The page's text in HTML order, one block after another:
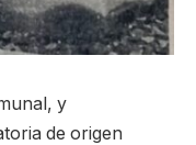
y
de origen